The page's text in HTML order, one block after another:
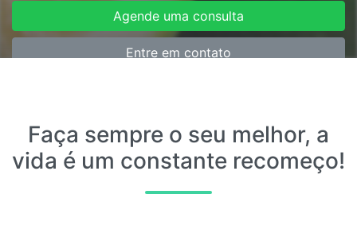
Agende uma consulta
Entre em contato
Faça sempre o seu melhor, a
vida é um constante recomeço!